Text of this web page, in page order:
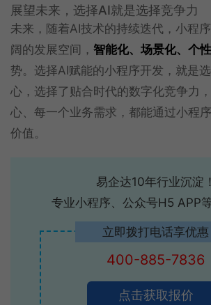
展望未来，选择AI就是选择竞争力
未来，随着AI技术的持续迭代，小程
阔的发展空间， 智能化、场景化、个
势。选择AI赋能的小程序开发，就是
心，选择了贴合时代的数字化竞争力
心、每一个业务需求，都能通过小程
价值。
易企达10年行业沉淀！
专业小程序、公众号H5 APP
立即拨打电话享优惠
400-885-7836
点击获取报价